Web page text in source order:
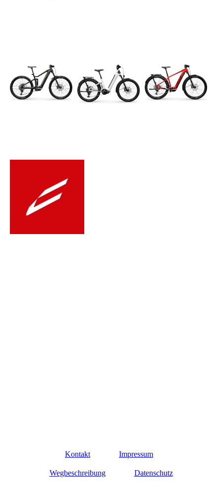
Kontakt Impressum
Wegbeschreibung Datenschutz